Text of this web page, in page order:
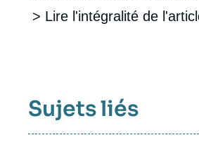
> Lire l'intégralité de
Sujets liés